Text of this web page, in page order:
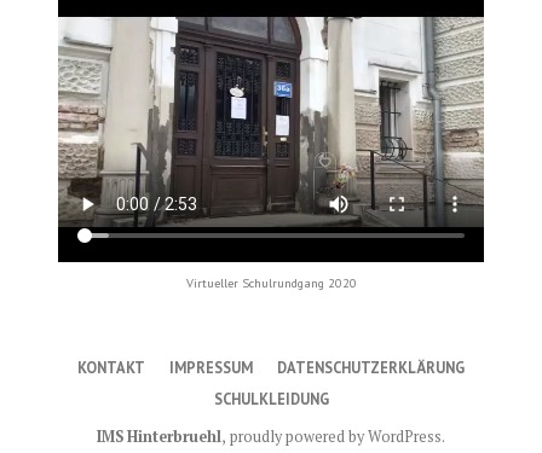
Virtueller Schulrundgang 2020
KONTAKT IMPRESSUM
DATENSCHUTZERKLÄRUNG
SCHULKLEIDUNG
IMS Hinterbruehl, proudly powered by WordPress.